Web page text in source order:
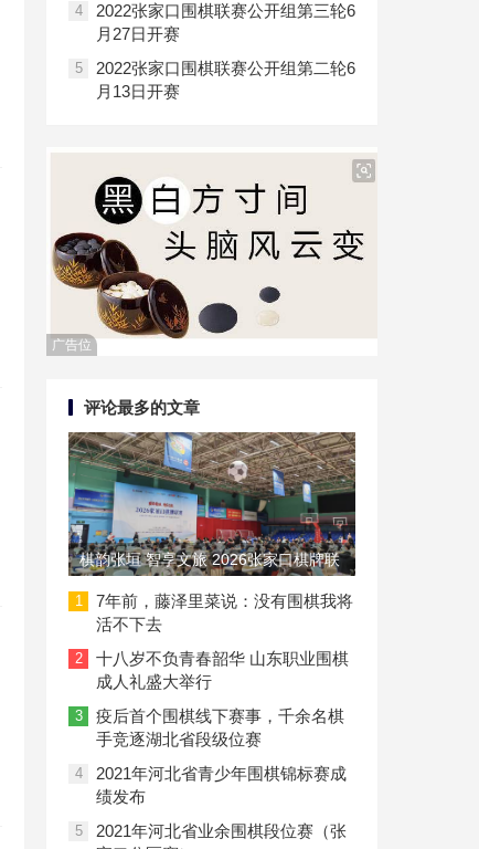
4
2022张家口围棋联赛公开组第三轮6
月27日开赛
5
2022张家口围棋联赛公开组第二轮6
月13日开赛
广告位
评论最多的文章
棋韵张垣 智享文旅 2026张家口棋牌联
赛圆满落幕
1
7年前，藤泽里菜说：没有围棋我将
活不下去
2
十八岁不负青春韶华 山东职业围棋
成人礼盛大举行
3
疫后首个围棋线下赛事，千余名棋
手竞逐湖北省段级位赛
4
2021年河北省青少年围棋锦标赛成
绩发布
5
2021年河北省业余围棋段位赛（张